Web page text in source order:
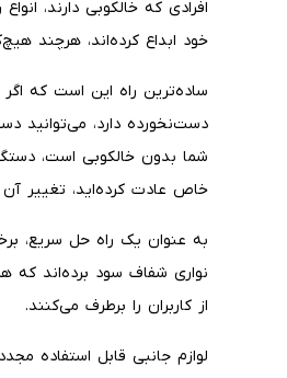
افرادی که خالکوبی دارند،
خود ابداع کرده‌اند، هرچند
ساده‌ترین راه این است که
دست‌نخورده دارد، می‌توانید
شما بدون خالکوبی است،
خاص عادت کرده‌اید، تغییر
به عنوان یک راه حل سریع،
نواری شفاف سود برده‌اند که
از کاربران را برطرف می‌کنند.
لوازم جانبی قابل استفاده